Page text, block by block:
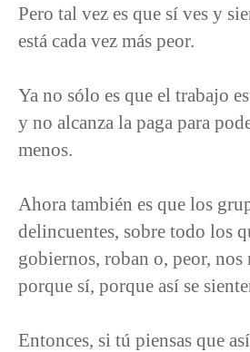
Pero tal vez es que sí ves y
está cada vez más peor.
Ya no sólo es que el trabajo
y no alcanza la paga para
menos.
Ahora también es que los
delincuentes, sobre todo los
gobiernos, roban o, peor, nos
porque sí, porque así se
Entonces, si tú piensas que